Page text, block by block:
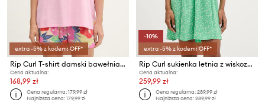
extra -5% z kodem: OFF*
Rip Curl T-shirt damski bawełniany FARM RIO
Cena aktualna:
168,99 zł
Cena regularna:179,99 zł
Najniższa cena:179,99 zł
-10%
extra -5% z kodem: OFF*
Rip Curl sukienka letnia z wiskozy SURF SIDE
Cena aktualna:
259,99 zł
Cena regularna:289,99 zł
Najniższa cena:289,99 zł